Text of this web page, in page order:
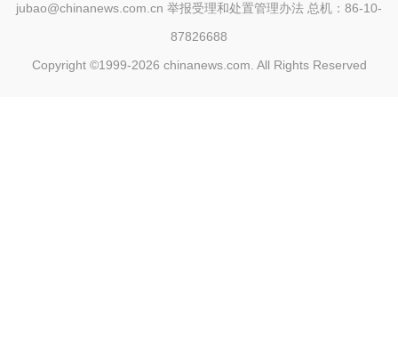
jubao@chinanews.com.cn 举报受理和处置管理办法 总机：86-10-
87826688
Copyright ©1999-2026 chinanews.com. All Rights Reserved